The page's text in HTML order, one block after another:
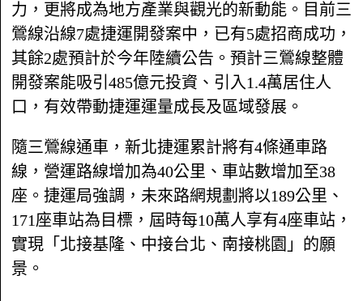
力，更將成為地方產業與觀光的新動能。目前三
鶯線沿線7處捷運開發案中，已有5處招商成功，
其餘2處預計於今年陸續公告。預計三鶯線整體
開發案能吸引485億元投資、引入1.4萬居住人
口，有效帶動捷運運量成長及區域發展。
隨三鶯線通車，新北捷運累計將有4條通車路
線，營運路線增加為40公里、車站數增加至38
座。捷運局強調，未來路網規劃將以189公里、
171座車站為目標，屆時每10萬人享有4座車站，
實現「北接基隆、中接台北、南接桃園」的願
景。